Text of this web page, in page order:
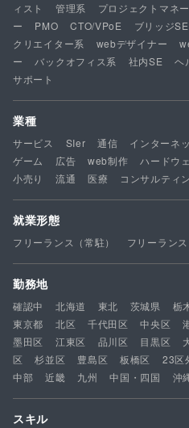
ィスト
管理系 プロジェクトマネ
ー
PMO CTO/VPoE ブリッジSE
クリエイター系
webデザイナー
ー
バックオフィス系 社内SE ヘ
サポート
業種
サービス SIer 通信 インターネ
ゲーム
広告 web制作 ハードウ
小売り
流通 医療 コンサルティ
就業形態
フリーランス（常駐） フリーランス
勤務地
確認中 北海道 東北 茨城県 栃
東京都
北区 千代田区 中央区
墨田区
江東区 品川区 目黒区
区
杉並区 豊島区 板橋区 23区
中部
近畿 九州 中国・四国 沖
スキル